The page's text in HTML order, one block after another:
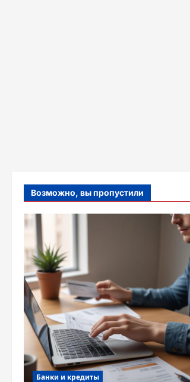
Возможно, вы пропустили
Банки и кредиты